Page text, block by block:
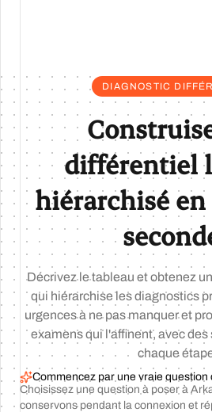
DIAGNOSTIC
différentiel
hiérarchisé
Décrivez le tableau et obtenez
qui hiérarchise les diagnostics
urgences à ne pas manquer et
examens qui l'affinent, avec des
chaque
Commencez par une vraie question
Choisissez une question à poser à
conservons pendant la connexion et